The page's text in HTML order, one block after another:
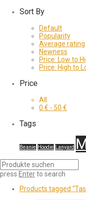
Sort By
Default
Popularity
Average rating
Newness
Price: Low to
Price: High to
Price
All
0 € - 50 €
Tags
Beanie Hoodie Lanyard
press Enterto search
Products tagged